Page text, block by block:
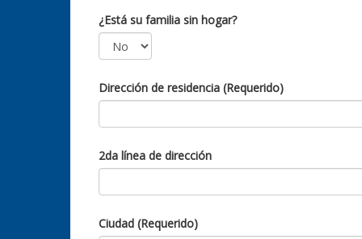
¿Está su familia sin hogar?
Dirección de residencia (Requerido)
2da línea de dirección
Ciudad (Requerido)